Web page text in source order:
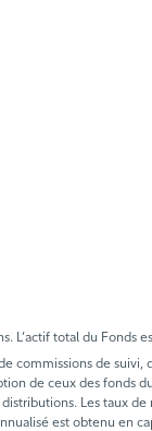
L’actif total du Fonds
de
de ceux des
Les taux
est obtenu